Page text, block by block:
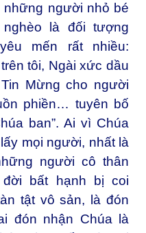
người nhỏ bé
là đối tượng
mến rất nhiều:
tôi, Ngài xức dầu
Mừng cho người
phiền… tuyên bố
ban”. Ai vì Chúa
mọi người, nhất là
người cô thân
bất hạnh bị coi
tật vô sản, là đón
đón nhận Chúa là